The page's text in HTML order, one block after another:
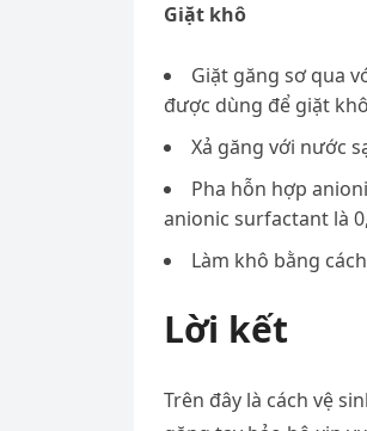
Giặt khô
Giặt găng sơ qua
được dùng để giặt
Xả găng với nước
Pha hỗn hợp
anionic surfactant là
Làm khô bằng
Lời kết
Trên đây là cách vệ